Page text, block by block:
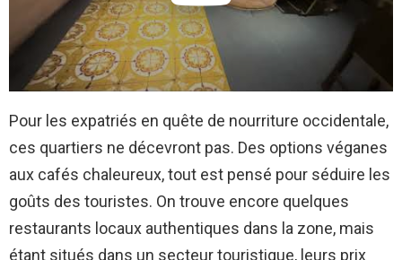
Pour les expatriés en quête de nourriture occidentale,
ces quartiers ne décevront pas. Des options véganes
aux cafés chaleureux, tout est pensé pour séduire les
goûts des touristes. On trouve encore quelques
restaurants locaux authentiques dans la zone, mais
étant situés dans un secteur touristique, leurs prix